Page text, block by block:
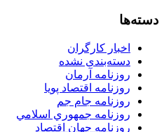
دسته‌ها
اخبار کارگران
دسته‌بندی نشده
روزنامه آرمان
روزنامه اقتصاد پویا
روزنامه جام جم
روزنامه جمهوري اسلامي
روزنامه جهان اقتصاد